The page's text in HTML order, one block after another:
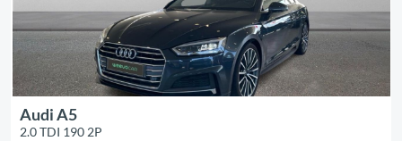
Audi A5
2.0 TDI 190 2P